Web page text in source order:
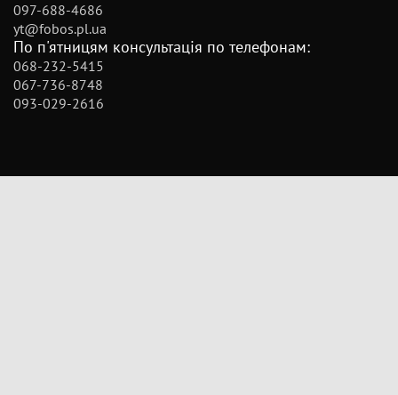
097-688-4686
yt@fobos.pl.ua
По п'ятницям консультація по телефонам:
068-232-5415
067-736-8748
093-029-2616